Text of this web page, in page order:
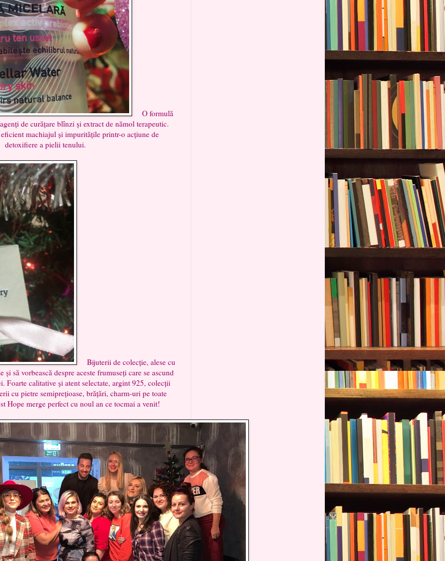
O formulă
de curățare blînzi și extract de nămol terapeutic.
machiajul și impuritățile printr-o acțiune de
detoxifiere a pielii tenului.
Bijuterii de colecție, alese cu
și să vorbească despre aceste frumuseți care se ascund
Foarte calitative și atent selectate, argint 925, colecții
cu pietre semiprețioase, brățări, charm-uri pe toate
Hope merge perfect cu noul an ce tocmai a venit!